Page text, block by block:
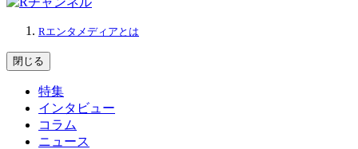
Rエンタメディアとは
閉じる
特集
インタビュー
コラム
ニュース